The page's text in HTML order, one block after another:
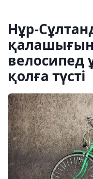
Нұр-
велосипед
қолға түсті